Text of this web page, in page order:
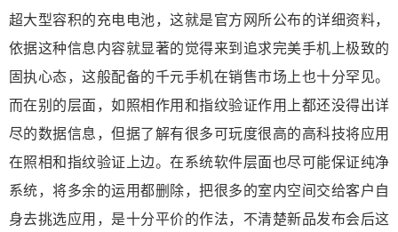
超大型容积的充电电池，这就是官方网所公布的详细资料，
依据这种信息内容就显著的觉得来到追求完美手机上极致的
固执心态，这般配备的千元手机在销售市场上也十分罕见。
而在别的层面，如照相作用和指纹验证作用上都还没得出详
尽的数据信息，但据了解有很多可玩度很高的高科技将应用
在照相和指纹验证上边。在系统软件层面也尽可能保证纯净
系统，将多余的运用都删除，把很多的室内空间交给客户自
身去挑选应用，是十分平价的作法，不清楚新品发布会后这